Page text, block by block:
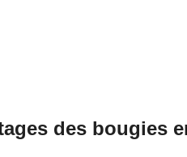
des bougies